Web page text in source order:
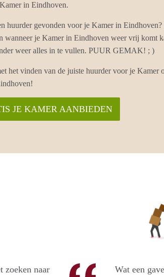
in Eindhoven.
huurder gevonden voor je Kamer in
wanneer je Kamer in Eindhoven weer vrij komt
weer alles in te vullen. PUUR GEMAK! ; )
het vinden van de juiste huurder voor je
JE KAMER AANBIEDEN
zoeken naar
Wat een